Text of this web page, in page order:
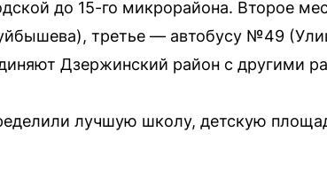
до 15-го микрорайона. Второе
третье — автобусу №49
Дзержинский район с другими
лучшую школу, детскую